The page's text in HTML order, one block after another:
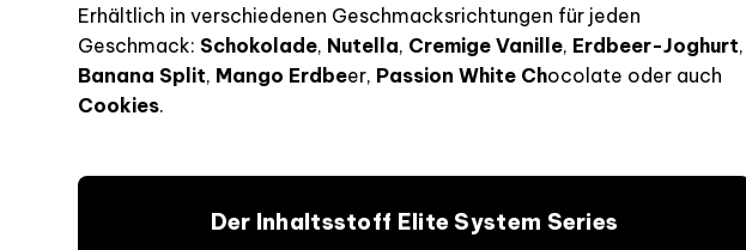
Erhältlich in verschiedenen Geschmacksrichtungen für jeden
Geschmack: Schokolade, Nutella, Cremige Vanille, Erdbeer-Joghurt,
Banana Split, Mango Erdbeer, Passion White Chocolate oder auch
Cookies.
Der Inhaltsstoff Elite System Series